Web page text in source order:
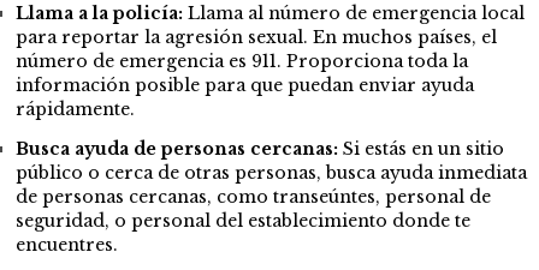
Llama a la policía: Llama al número de emergencia local
para reportar la agresión sexual. En muchos países, el
número de emergencia es 911. Proporciona toda la
información posible para que puedan enviar ayuda
rápidamente.
Busca ayuda de personas cercanas: Si estás en un sitio
público o cerca de otras personas, busca ayuda inmediata
de personas cercanas, como transeúntes, personal de
seguridad, o personal del establecimiento donde te
encuentres.